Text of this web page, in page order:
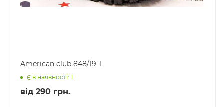
American club 848/19-1
Є в наявності: 1
від 290 грн.